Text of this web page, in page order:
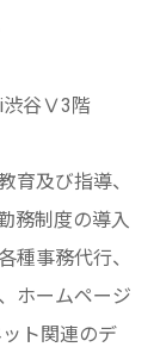
渋谷Ⅴ3階
育及び指導、
務制度の導入
種事務代行、
ホームページ
ト関連のデ